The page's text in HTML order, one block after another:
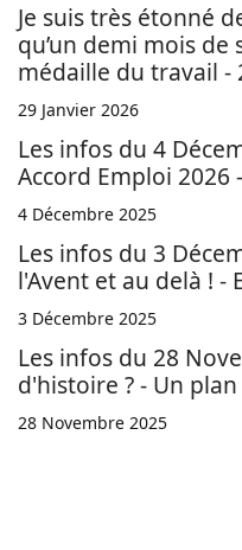
Je suis très étonné
qu’un demi mois
médaille du travail -
29 Janvier 2026
Les infos du 4
Accord Emploi 2026
4 Décembre 2025
Les infos du 3
l'Avent et au delà ! -
3 Décembre 2025
Les infos du 28
d'histoire ? - Un
28 Novembre 2025